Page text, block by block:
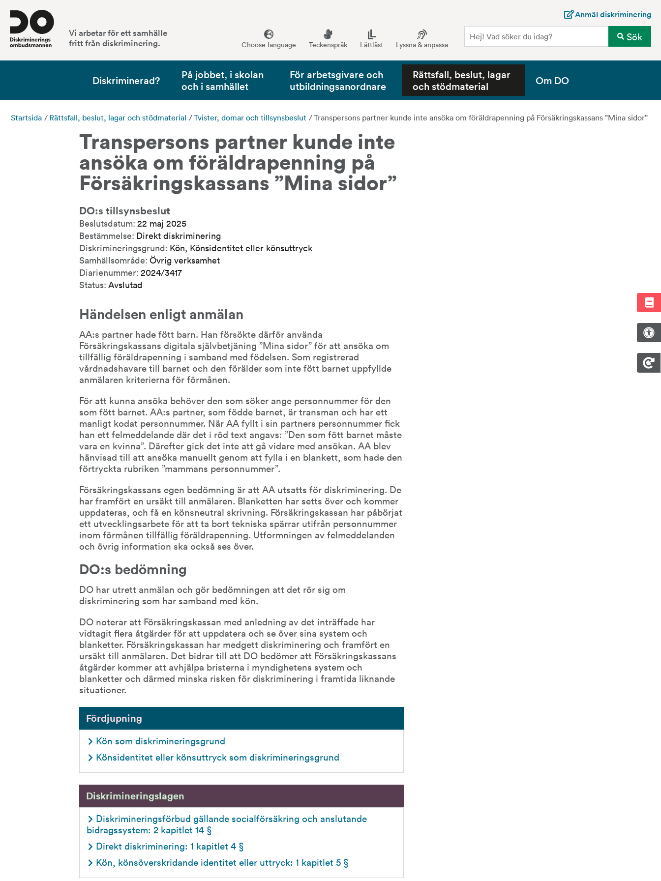
Vi arbetar för ett samhälle
fritt från diskriminering.
Anmäl diskriminering
Choose language Teckenspråk Lättläst Lyssna & anpassa
Sök
Diskriminerad?
På jobbet, i skolan
och i samhället
För arbetsgivare och
utbildningsanordnare
Rättsfall, beslut, lagar
och stödmaterial
Om DO
Startsida / Rättsfall, beslut, lagar och stödmaterial /Tvister, domar och tillsynsbeslut /Transpersons partner kunde inte ansöka om föräldrapenning på Försäkringskassans ”Mina sidor”
Transpersons partner kunde inte
ansöka om föräldrapenning på
Försäkringskassans ”Mina sidor”
DO:s tillsynsbeslut
Beslutsdatum: 22 maj 2025
Bestämmelse: Direkt diskriminering
Diskrimineringsgrund: Kön, Könsidentitet eller könsuttryck
Samhällsområde: Övrig verksamhet
Diarienummer: 2024/3417
Status: Avslutad
Händelsen enligt anmälan
AA:s partner hade fött barn. Han försökte därför använda
Försäkringskassans digitala självbetjäning ”Mina sidor” för att ansöka om
tillfällig föräldrapenning i samband med födelsen. Som registrerad
vårdnadshavare till barnet och den förälder som inte fött barnet uppfyllde
anmälaren kriterierna för förmånen.
För att kunna ansöka behöver den som söker ange personnummer för den
som fött barnet. AA:s partner, som födde barnet, är transman och har ett
manligt kodat personnummer. När AA fyllt i sin partners personnummer fick
han ett felmeddelande där det i röd text angavs: ”Den som fött barnet måste
vara en kvinna”. Därefter gick det inte att gå vidare med ansökan. AA blev
hänvisad till att ansöka manuellt genom att fylla i en blankett, som hade den
förtryckta rubriken ”mammans personnummer”.
Försäkringskassans egen bedömning är att AA utsatts för diskriminering. De
har framfört en ursäkt till anmälaren. Blanketten har setts över och kommer
uppdateras, och få en könsneutral skrivning. Försäkringskassan har påbörjat
ett utvecklingsarbete för att ta bort tekniska spärrar utifrån personnummer
inom förmånen tillfällig föräldrapenning. Utformningen av felmeddelanden
och övrig information ska också ses över.
DO:s bedömning
DO har utrett anmälan och gör bedömningen att det rör sig om
diskriminering som har samband med kön.
DO noterar att Försäkringskassan med anledning av det inträffade har
vidtagit flera åtgärder för att uppdatera och se över sina system och
blanketter. Försäkringskassan har medgett diskriminering och framfört en
ursäkt till anmälaren. Det bidrar till att DO bedömer att Försäkringskassans
åtgärder kommer att avhjälpa bristerna i myndighetens system och
blanketter och därmed minska risken för diskriminering i framtida liknande
situationer.
Fördjupning
Kön som diskrimineringsgrund
Könsidentitet eller könsuttryck som diskrimineringsgrund
Diskrimineringslagen
Diskrimineringsförbud gällande socialförsäkring och anslutande
bidragssystem: 2 kapitlet 14 §
Direkt diskriminering: 1 kapitlet 4 §
Kön, könsöverskridande identitet eller uttryck: 1 kapitlet 5 §